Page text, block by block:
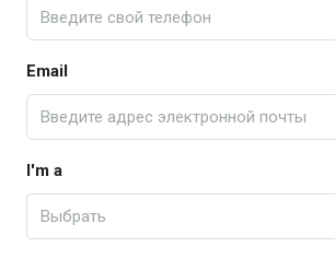
Email
I'm a
Выбрать